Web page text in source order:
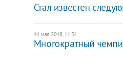
Стал известен
14 мая 2018, 11:51
Многократный